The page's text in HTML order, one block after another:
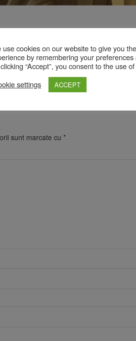
zis: Iată Mielul lui Dumnezeu, Cel ce
vine un bărbat, Care a fost înainte de
lui Israel, de aceea am venit eu,
Se din cer ca un porumbel, şi a
să botez cu apă, Acela mi-a zis: Peste
Cel Care botează cu Duh Sfânt. Şi eu
sunt marcate cu *
use cookies on our website to give you
by remembering your preferences
“Accept”, you consent to the use
settings
ACCEPT